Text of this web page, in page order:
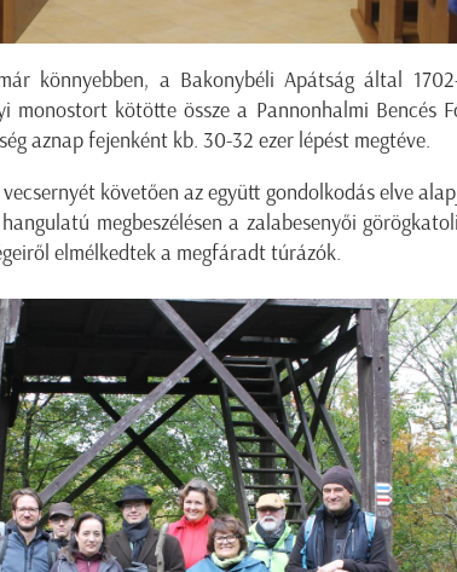
könnyebben, a Bakonybéli Apátság által
kötötte össze a Pannonhalmi Bencés
aznap fejenként kb. 30-32 ezer lépést megtéve.
követően az együtt gondolkodás elve
megbeszélésen a zalabesenyői
elmélkedtek a megfáradt túrázók.